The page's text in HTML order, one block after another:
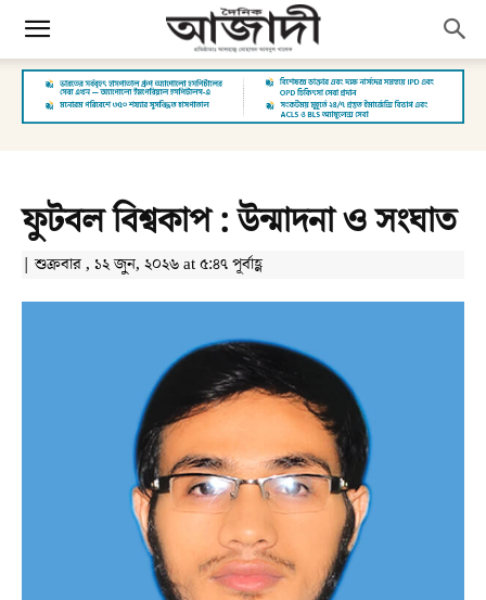
ফুটবল বিশ্বকাপ : উন্মাদনা ও সংঘাত
| শুক্রবার , ১২ জুন, ২০২৬ at ৫:৪৭ পূর্বাহ্ণ